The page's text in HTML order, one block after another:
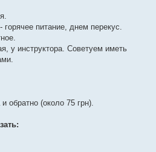
питание, днем перекус.
у инструктора. Советуем иметь
обратно (около 75 грн).